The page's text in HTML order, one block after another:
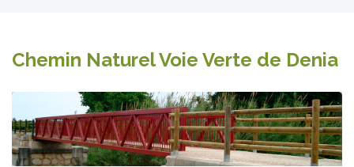
Chemin Naturel Voie Verte de Denia